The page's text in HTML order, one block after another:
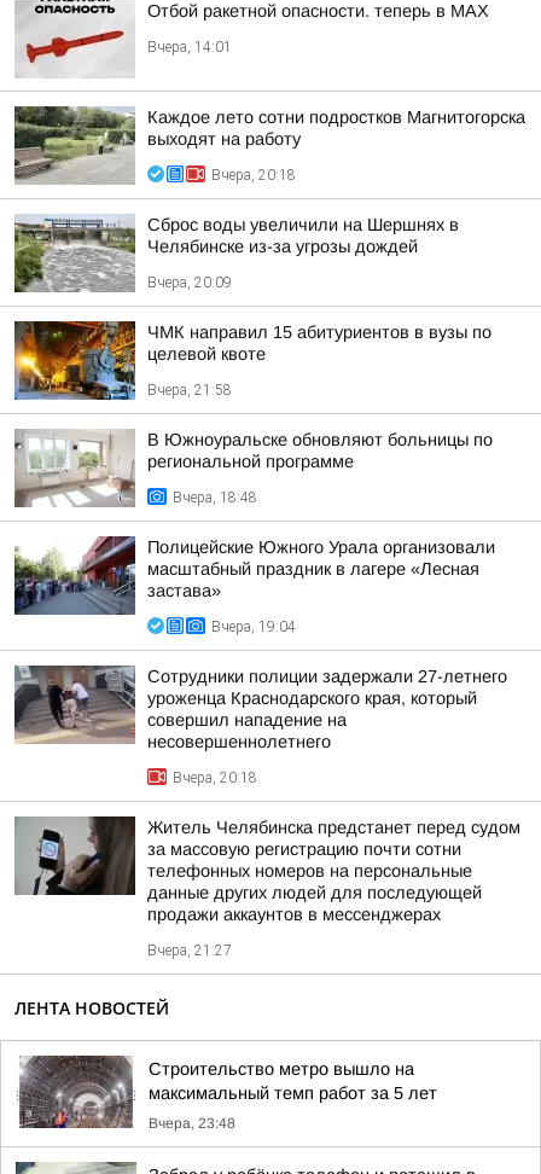
Отбой ракетной опасности. теперь в MAX
Вчера, 14:01
Каждое лето сотни подростков Магнитогорска
выходят на работу
Вчера, 20:18
Сброс воды увеличили на Шершнях в
Челябинске из-за угрозы дождей
Вчера, 20:09
ЧМК направил 15 абитуриентов в вузы по
целевой квоте
Вчера, 21:58
В Южноуральске обновляют больницы по
региональной программе
Вчера, 18:48
Полицейские Южного Урала организовали
масштабный праздник в лагере «Лесная
застава»
Вчера, 19:04
Сотрудники полиции задержали 27-летнего
уроженца Краснодарского края, который
совершил нападение на
несовершеннолетнего
Вчера, 20:18
Житель Челябинска предстанет перед судом
за массовую регистрацию почти сотни
телефонных номеров на персональные
данные других людей для последующей
продажи аккаунтов в мессенджерах
Вчера, 21:27
ЛЕНТА НОВОСТЕЙ
Строительство метро вышло на
максимальный темп работ за 5 лет
Вчера, 23:48